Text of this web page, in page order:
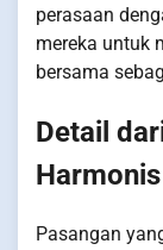
perasaan
mereka untuk
bersama
Detail
Harmonis
Pasangan